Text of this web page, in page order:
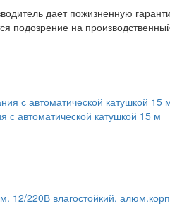
дает пожизненную
подозрение на
с автоматической катушкой 15 м